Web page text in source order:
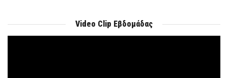
Video Clip Εβδομάδας